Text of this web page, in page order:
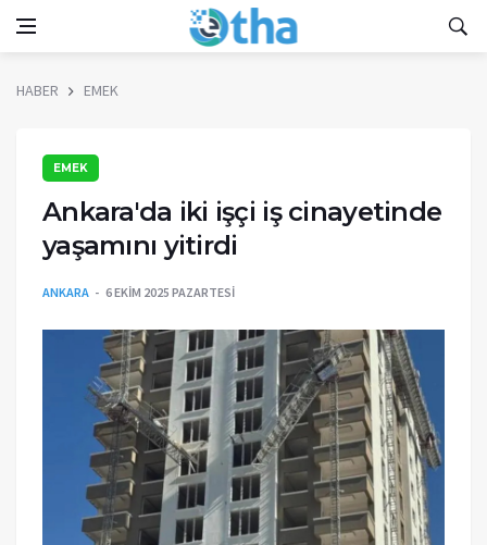
HABER EMEK
EMEK
Ankara'da iki işçi iş cinayetinde
yaşamını yitirdi
ANKARA 6 EKIM 2025 PAZARTESI